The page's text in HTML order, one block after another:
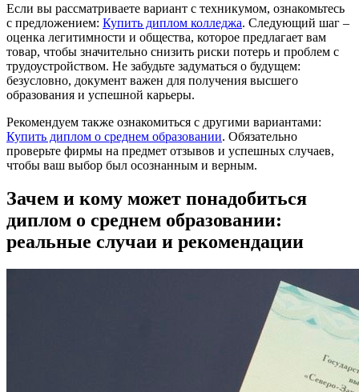
Если вы рассматриваете вариант с техникумом, ознакомьтесь
с предложением: Купить диплом колледжа. Следующий шаг –
оценка легитимности и общества, которое предлагает вам
товар, чтобы значительно снизить риски потерь и проблем с
трудоустройством. Не забудьте задуматься о будущем:
безусловно, документ важен для получения высшего
образования и успешной карьеры.
Рекомендуем также ознакомиться с другими вариантами:
Купить диплом о среднем образовании. Обязательно
проверьте фирмы на предмет отзывов и успешных случаев,
чтобы ваш выбор был осознанным и верным.
Зачем и кому может понадобиться
диплом о среднем образовании:
реальные случаи и рекомендации